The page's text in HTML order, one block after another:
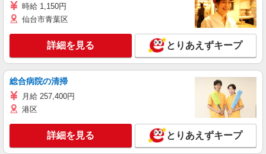
時給 1,150円
仙台市青葉区
詳細を見る とりあえずキープ
総合病院の清掃
月給 257,400円
港区
詳細を見る とりあえずキープ